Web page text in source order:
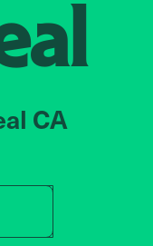
CA
or store name